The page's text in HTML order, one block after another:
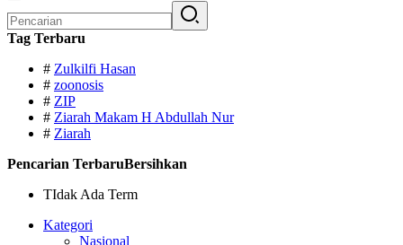
untuk:
Tag Terbaru
# Zulkilfi Hasan
# zoonosis
# ZIP
# Ziarah Makam H Abdullah Nur
# Ziarah
Pencarian TerbaruBersihkan
TIdak Ada Term
Kategori
Nasional